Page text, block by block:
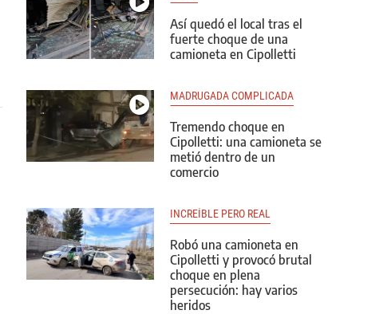
Así quedó el local tras el
fuerte choque de una
camioneta en Cipolletti
MADRUGADA COMPLICADA
Tremendo choque en
Cipolletti: una camioneta se
metió dentro de un
comercio
INCREÍBLE PERO REAL
Robó una camioneta en
Cipolletti y provocó brutal
choque en plena
persecución: hay varios
heridos